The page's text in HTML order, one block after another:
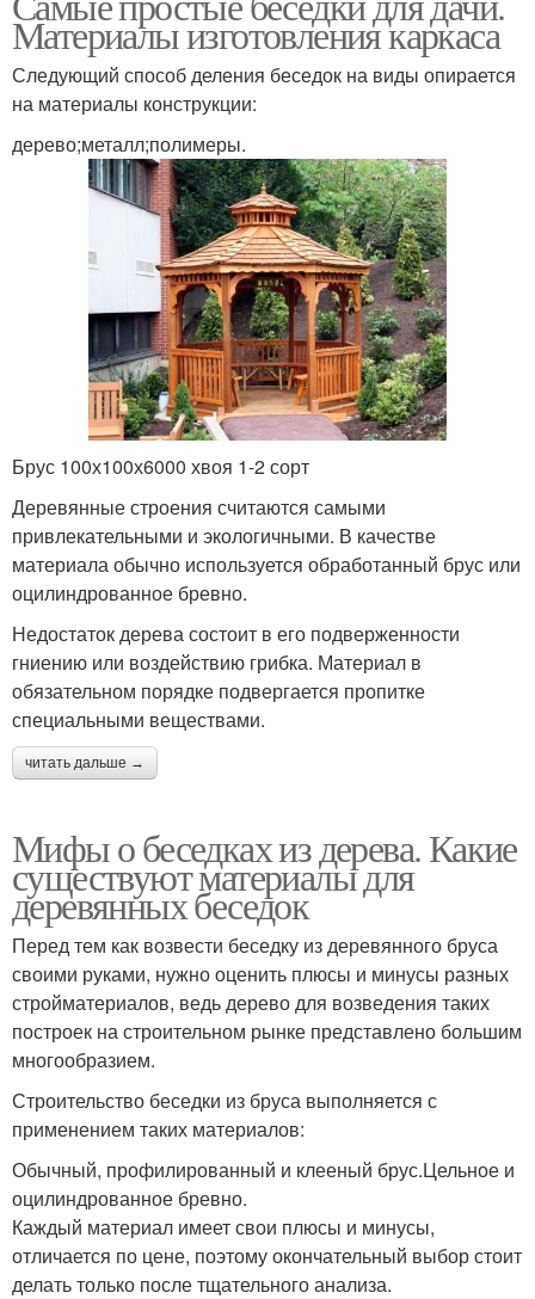
Материалы изготовления каркаса
Следующий способ деления беседок на виды опирается
на материалы конструкции:
дерево;металл;полимеры.
Брус 100х100х6000 хвоя 1-2 сорт
Деревянные строения считаются самыми
привлекательными и экологичными. В качестве
материала обычно используется обработанный брус или
оцилиндрованное бревно.
Недостаток дерева состоит в его подверженности
гниению или воздействию грибка. Материал в
обязательном порядке подвергается пропитке
специальными веществами.
читать дальше →
Мифы о беседках из дерева. Какие
существуют материалы для
деревянных беседок
Перед тем как возвести беседку из деревянного бруса
своими руками, нужно оценить плюсы и минусы разных
стройматериалов, ведь дерево для возведения таких
построек на строительном рынке представлено большим
многообразием.
Строительство беседки из бруса выполняется с
применением таких материалов:
Обычный, профилированный и клееный брус.Цельное и
оцилиндрованное бревно.
Каждый материал имеет свои плюсы и минусы,
отличается по цене, поэтому окончательный выбор стоит
делать только после тщательного анализа.